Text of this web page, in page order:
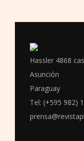
Hassler 4868
Asunción
Paraguay
Tel: (+595 982)